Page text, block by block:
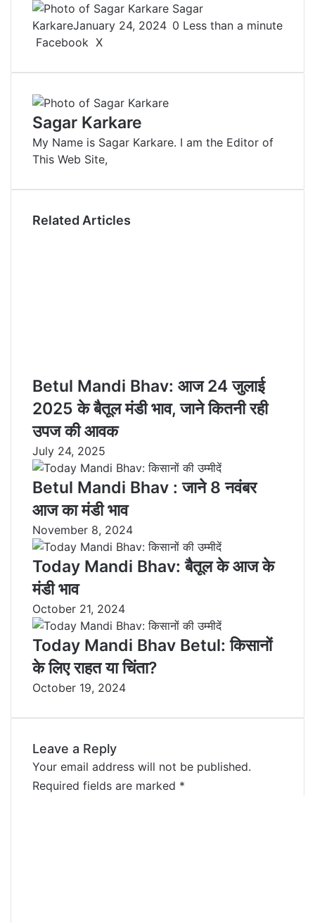
Sagar
KarkareJanuary 24, 2024 0 Less than a minute
Facebook X
n
e
d
I
m
l
r
n
e
r
e
d
i
t
o
a
k
a
e
v
i
m
i
i
t
Sagar Karkare
My Name is Sagar Karkare. I am the Editor of
This Web Site,
Related Articles
Betul Mandi Bhav: आज 24 जुलाई
2025 के बैतूल मंडी भाव, जाने कितनी रही
उपज की आवक
July 24, 2025
Betul Mandi Bhav : जाने 8 नवंबर
आज का मंडी भाव
November 8, 2024
Today Mandi Bhav: बैतूल के आज के
मंडी भाव
October 21, 2024
Today Mandi Bhav Betul: किसानों
के लिए राहत या चिंता?
October 19, 2024
Leave a Reply
Your email address will not be published.
Required fields are marked *